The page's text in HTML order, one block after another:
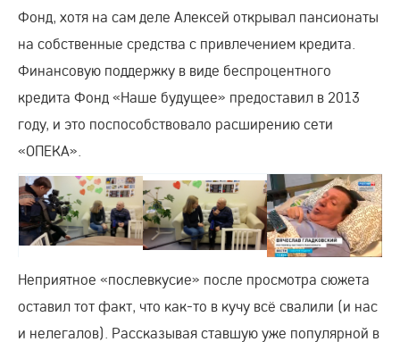
Фонд, хотя на сам деле Алексей открывал пансионаты
на собственные средства с привлечением кредита.
Финансовую поддержку в виде беспроцентного
кредита Фонд «Наше будущее» предоставил в 2013
году, и это поспособствовало расширению сети
«ОПЕКА».
Неприятное «послевкусие» после просмотра сюжета
оставил тот факт, что как-то в кучу всё свалили (и нас
и нелегалов). Рассказывая ставшую уже популярной в